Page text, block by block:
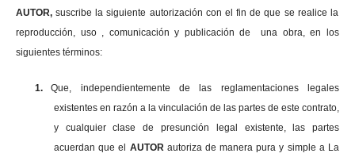
AUTOR,suscribe la siguiente autorización con el fin de que se realice la
reproducción, uso , comunicación y publicación de una obra, en los
siguientes términos:
1.
Que, independientemente de las reglamentaciones legales
existentes en razón a la vinculación de las partes de este contrato,
y cualquier clase de presunción legal existente, las partes
acuerdan que el AUTOR autoriza de manera pura y simple a La